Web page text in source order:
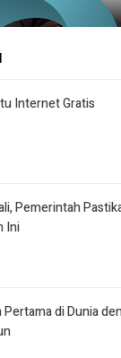
Internet Gratis
Pemerintah
Ini
di Dunia